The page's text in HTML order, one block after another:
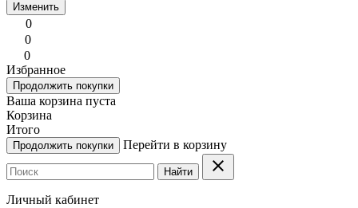
Изменить
0
0
0
Избранное
Продолжить покупки
Ваша корзина пуста
Корзина
Итого
Продолжить покупки Перейти в корзину
Найти clear
Личный кабинет